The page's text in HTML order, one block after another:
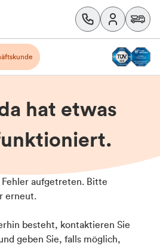
hat etwas
aufgetreten. Bitte
erneut.
besteht, kontaktieren Sie
geben Sie, falls möglich,